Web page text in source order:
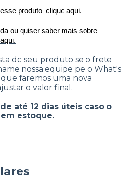
produto, clique aqui.
ou quiser saber mais sobre
do seu produto se o frete
nossa equipe pelo What's
faremos uma nova
o valor final.
até 12 dias úteis caso o
estoque.